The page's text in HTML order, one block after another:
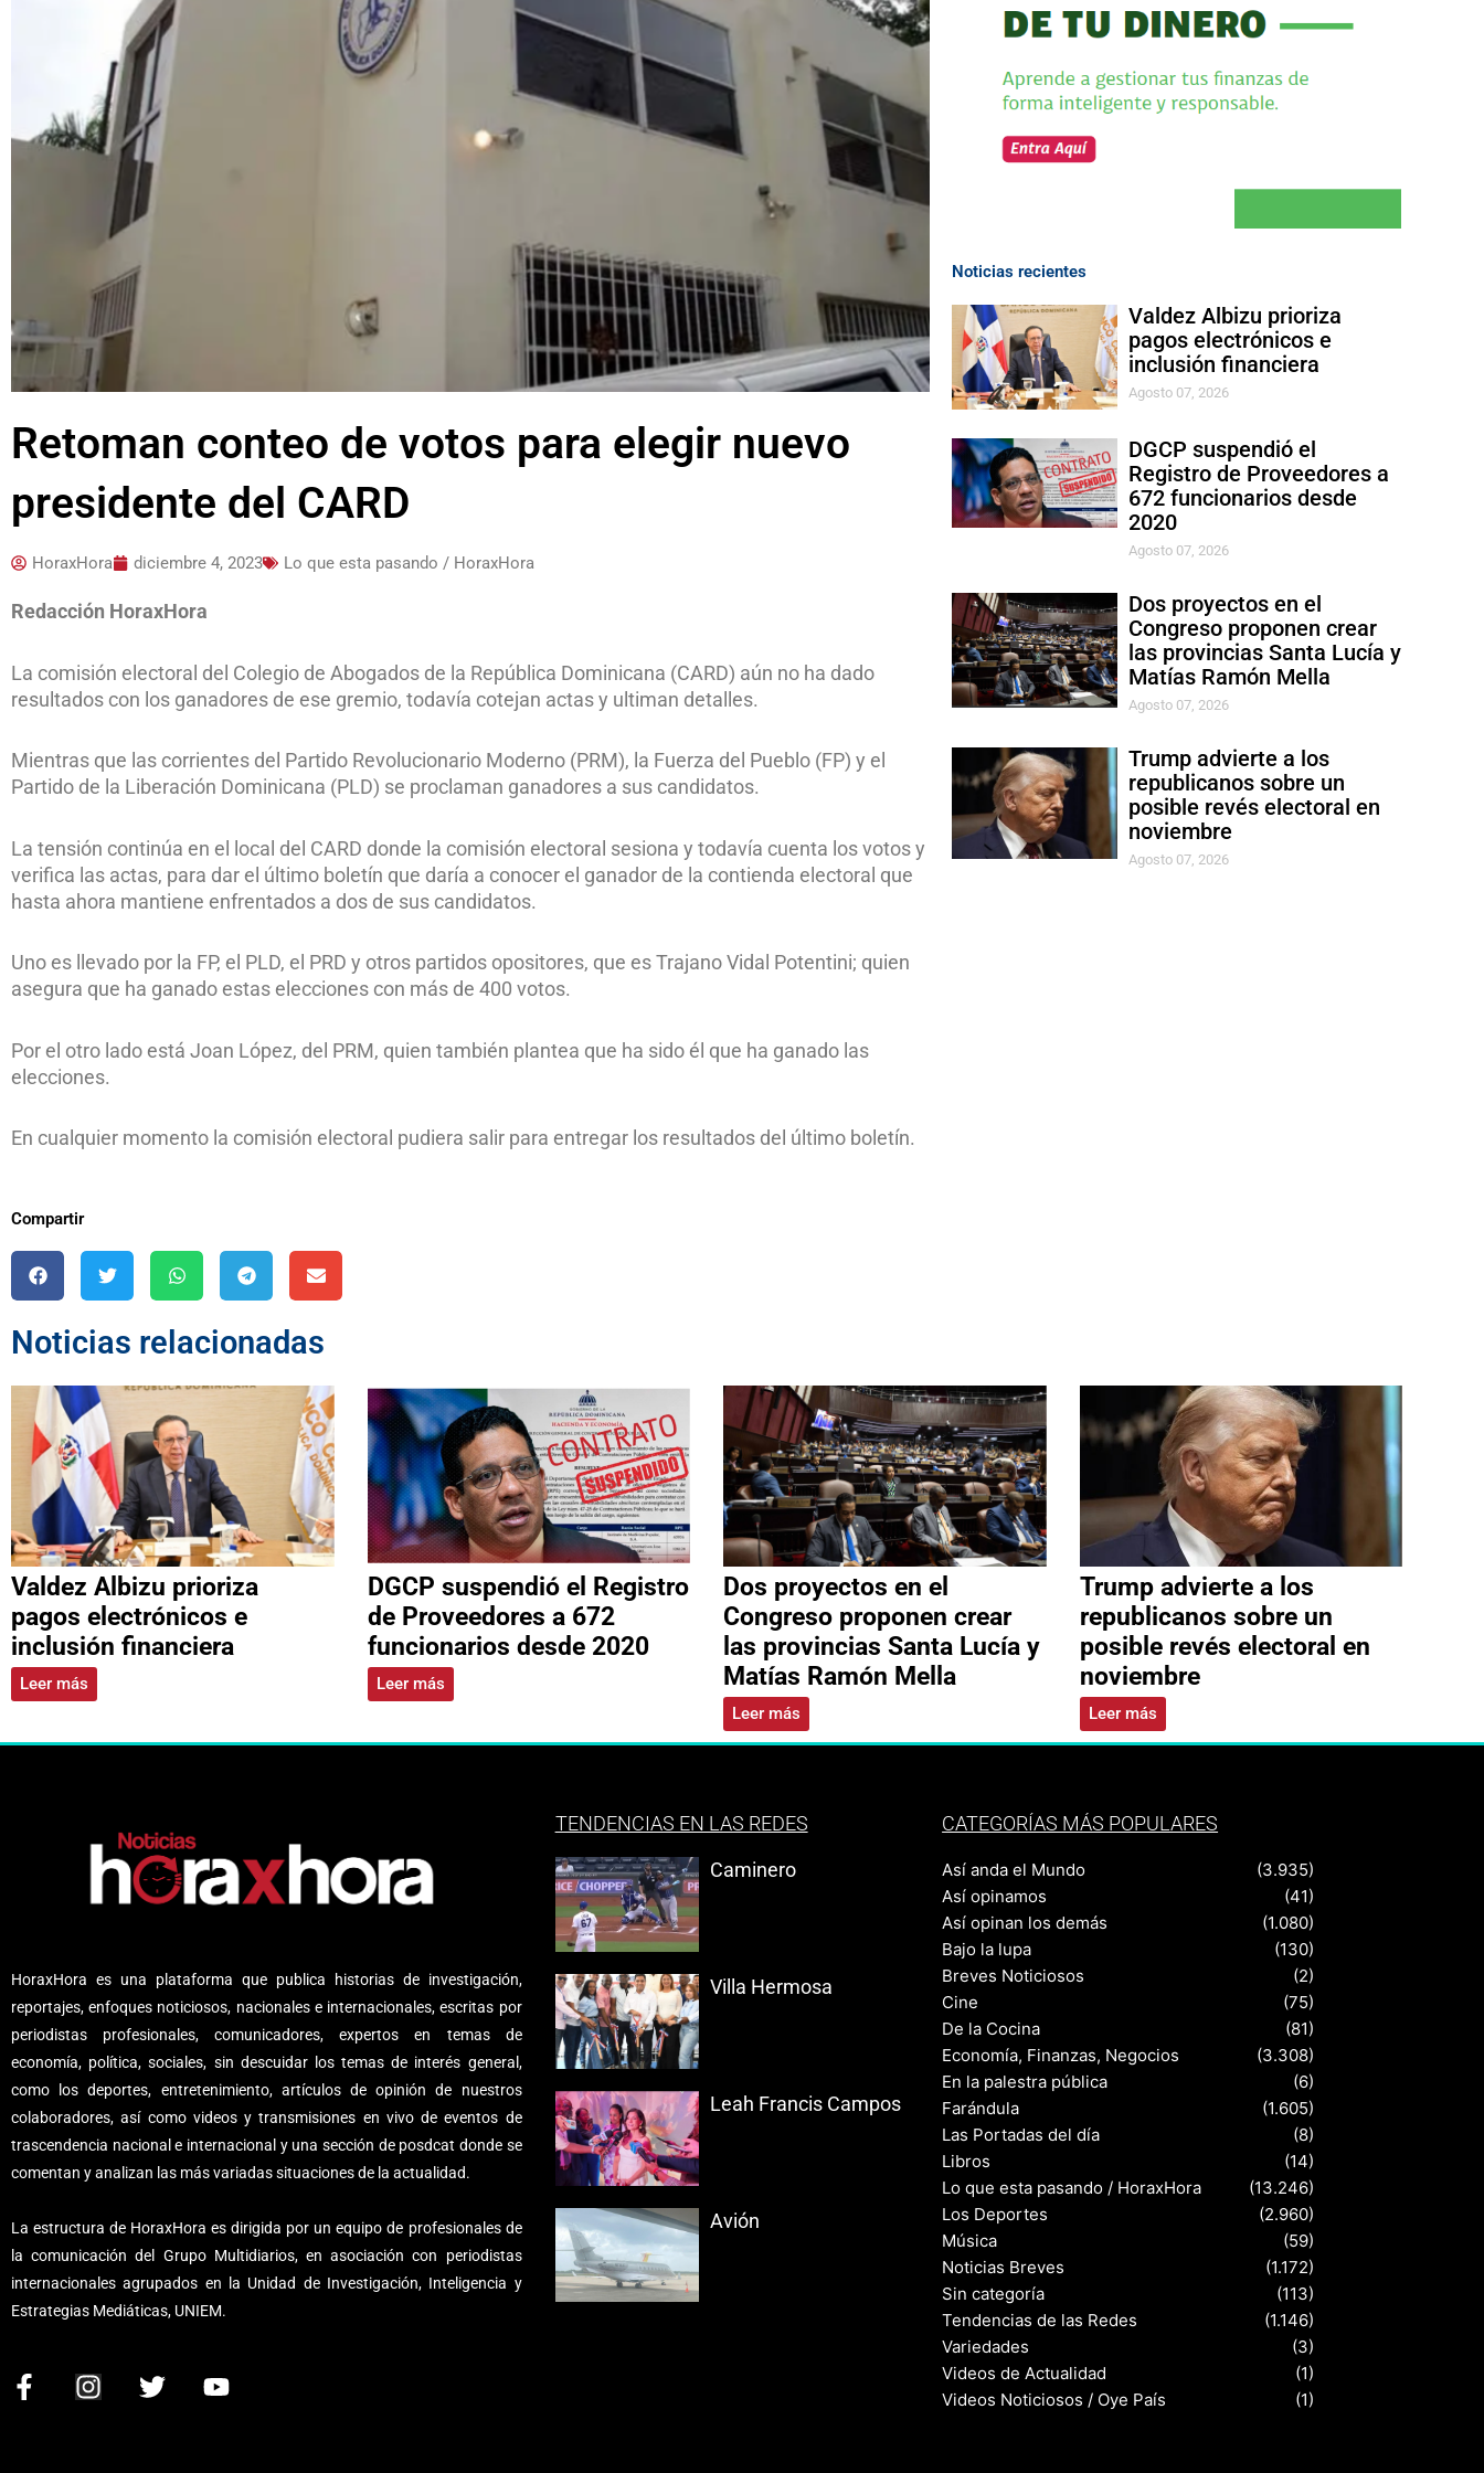
Retoman conteo de votos para elegir nuevo
presidente del CARD
HoraxHora diciembre 4, 2023 Lo que esta pasando / HoraxHora
Redacción HoraxHora
La comisión electoral del Colegio de Abogados de la República Dominicana (CARD) aún no ha dado
resultados con los ganadores de ese gremio, todavía cotejan actas y ultiman detalles.
Mientras que las corrientes del Partido Revolucionario Moderno (PRM), la Fuerza del Pueblo (FP) y el
Partido de la Liberación Dominicana (PLD) se proclaman ganadores a sus candidatos.
La tensión continúa en el local del CARD donde la comisión electoral sesiona y todavía cuenta los votos y
verifica las actas, para dar el último boletín que daría a conocer el ganador de la contienda electoral que
hasta ahora mantiene enfrentados a dos de sus candidatos.
Uno es llevado por la FP, el PLD, el PRD y otros partidos opositores, que es Trajano Vidal Potentini; quien
asegura que ha ganado estas elecciones con más de 400 votos.
Por el otro lado está Joan López, del PRM, quien también plantea que ha sido él que ha ganado las
elecciones.
En cualquier momento la comisión electoral pudiera salir para entregar los resultados del último boletín.
Compartir
Noticias recientes
Valdez Albizu prioriza
pagos electrónicos e
inclusión financiera
Agosto 07, 2026
DGCP suspendió el
Registro de Proveedores a
672 funcionarios desde
2020
Agosto 07, 2026
Dos proyectos en el
Congreso proponen crear
las provincias Santa Lucía y
Matías Ramón Mella
Agosto 07, 2026
Trump advierte a los
republicanos sobre un
posible revés electoral en
noviembre
Agosto 07, 2026
Noticias relacionadas
Valdez Albizu prioriza
pagos electrónicos e
inclusión financiera
Leer más
DGCP suspendió el Registro
de Proveedores a 672
funcionarios desde 2020
Leer más
Dos proyectos en el
Congreso proponen crear
las provincias Santa Lucía y
Matías Ramón Mella
Leer más
Trump advierte a los
republicanos sobre un
posible revés electoral en
noviembre
Leer más
HoraxHora es una plataforma que publica historias de investigación,
reportajes, enfoques noticiosos, nacionales e internacionales, escritas por
periodistas profesionales, comunicadores, expertos en temas de
economía, política, sociales, sin descuidar los temas de interés general,
como los deportes, entretenimiento, artículos de opinión de nuestros
colaboradores, así como videos y transmisiones en vivo de eventos de
trascendencia nacional e internacional y una sección de posdcat donde se
comentan y analizan las más variadas situaciones de la actualidad.
La estructura de HoraxHora es dirigida por un equipo de profesionales de
la comunicación del Grupo Multidiarios, en asociación con periodistas
internacionales agrupados en la Unidad de Investigación, Inteligencia y
Estrategias Mediáticas, UNIEM.
F
I
T
Y
TENDENCIAS EN LAS REDES
Caminero
Villa Hermosa
Leah Francis Campos
Avión
CATEGORÍAS MÁS POPULARES
Así anda el Mundo
(3.935)
Así opinamos
(41)
Así opinan los demás
(1.080)
Bajo la lupa
(130)
Breves Noticiosos
(2)
Cine
(75)
De la Cocina
(81)
Economía, Finanzas, Negocios
(3.308)
En la palestra pública
(6)
Farándula
(1.605)
Las Portadas del día
(8)
Libros
(14)
Lo que esta pasando / HoraxHora
(13.246)
Los Deportes
(2.960)
Música
(59)
Noticias Breves
(1.172)
Sin categoría
(113)
Tendencias de las Redes
(1.146)
Variedades
(3)
Videos de Actualidad
(1)
Videos Noticiosos / Oye País
(1)